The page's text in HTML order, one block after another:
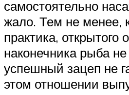
самостоятельно
жало. Тем не менее,
практика, открытого
наконечника рыба
успешный зацеп не
этом отношении